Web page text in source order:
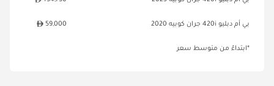
بي أم دبليو 420i جران كوبيه 2020 59,000
*ابتداءً من متوسط سعر